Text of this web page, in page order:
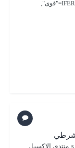
المعادلة التالية مع سحبها للأسفل =IFERROR(IF(G$6="قوى",
شرطي
منتدى الاكسيل